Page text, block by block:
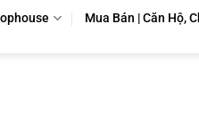
Mua Bán | Căn Hộ,